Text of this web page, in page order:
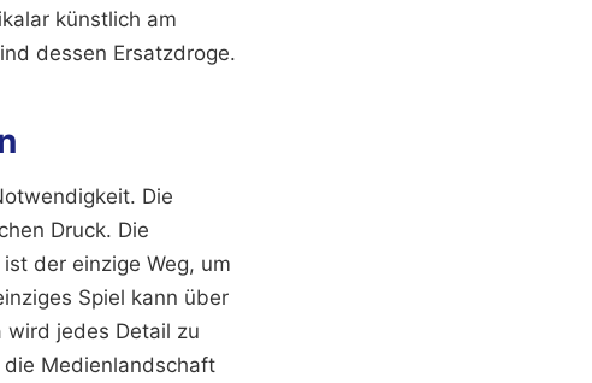
künstlich am
dessen Ersatzdroge.
Die
Druck. Die
der einzige Weg, um
Spiel kann über
wird jedes Detail zu
die Medienlandschaft